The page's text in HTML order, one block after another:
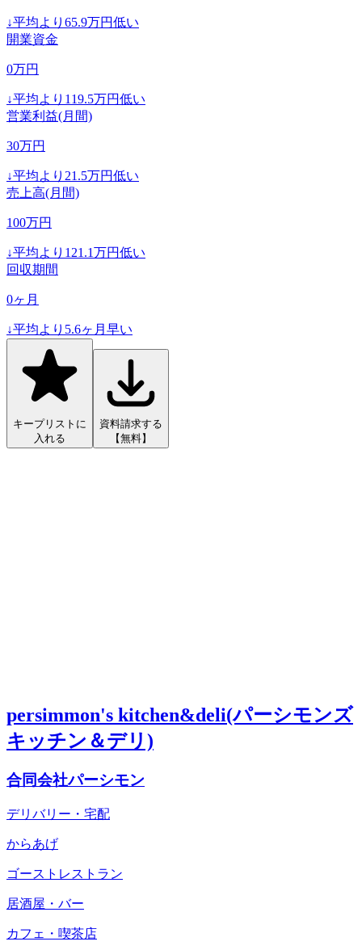
↓平均より 65.9万円低い
開業資金
0万円
↓平均より 119.5万円低い
営業利益(月間)
30万円
↓平均より 21.5万円低い
売上高(月間)
100万円
↓平均より 121.1万円低い
回収期間
0ヶ月
↓平均より 5.6ヶ月早い
キープリストに
入れる
資料請求する
【無料】
persimmon's kitchen&deli(パーシモンズ
キッチン＆デリ)
合同会社パーシモン
デリバリー・宅配
からあげ
ゴーストレストラン
居酒屋・バー
カフェ・喫茶店